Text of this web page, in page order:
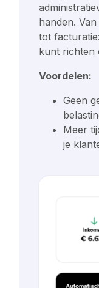
handen.
tot
kunt richten
Voordelen:
Geen
Meer
je